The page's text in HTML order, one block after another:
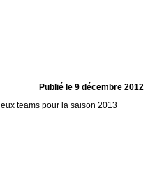
Publié le 9 décembre 2012
teams pour la saison 2013